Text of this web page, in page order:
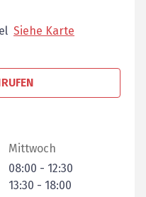
Siehe Karte
Mittwoch
08:00 - 12:30
13:30 - 18:00